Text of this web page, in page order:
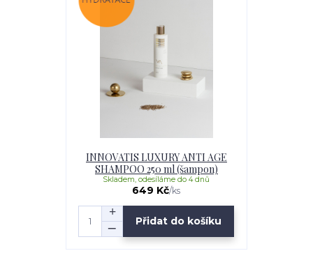
INNOVATIS LUXURY ANTI AGE
SHAMPOO 250 ml (šampon)
649 Kč/ks
Skladem, odesíláme do 4 dnů
Přidat do košíku